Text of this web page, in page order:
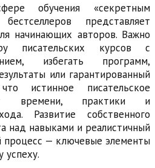
обучения «секретным
представляет
начинающих авторов. Важно
писательских курсов с
избегать программ,
или гарантированный
истинное писательское
времени, практики и
Развитие собственного
над навыками и реалистичный
процесс — ключевые элементы
успеху.